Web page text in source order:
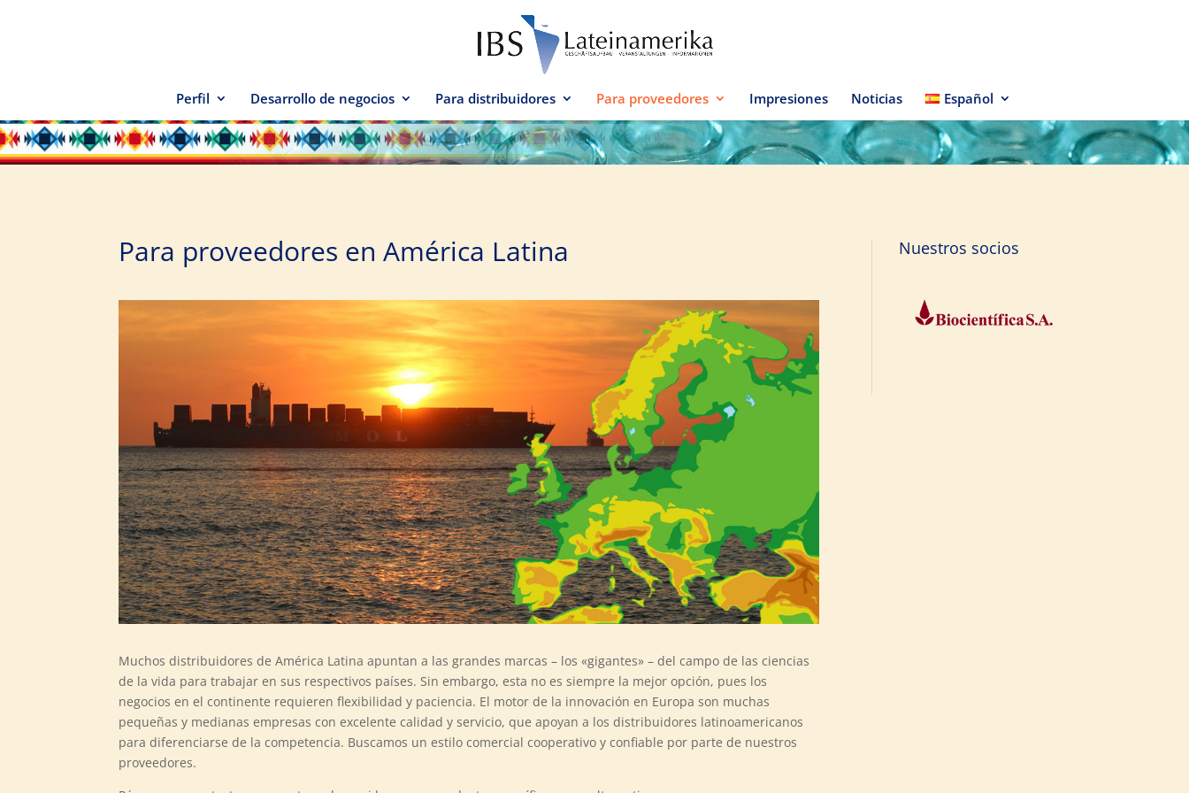
Perfil Desarrollo de negocios Para distribuidores Para proveedores Impresiones Noticias Español
Para proveedores en América Latina
Muchos distribuidores de América Latina apuntan a las grandes marcas – los «gigantes» – del campo de las ciencias
de la vida para trabajar en sus respectivos países. Sin embargo, esta no es siempre la mejor opción, pues los
negocios en el continente requieren flexibilidad y paciencia. El motor de la innovación en Europa son muchas
pequeñas y medianas empresas con excelente calidad y servicio, que apoyan a los distribuidores latinoamericanos
para diferenciarse de la competencia. Buscamos un estilo comercial cooperativo y confiable por parte de nuestros
proveedores.
Nuestros socios